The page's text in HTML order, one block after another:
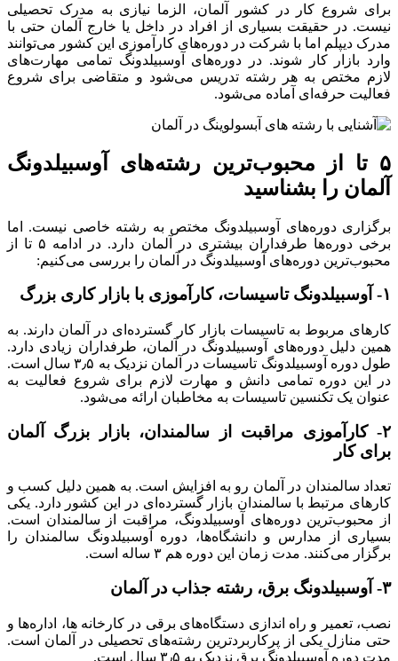
برای شروع کار در کشور آلمان، الزما نیازی به مدرک تحصیلی
نیست. در حقیقت بسیاری از افراد در داخل یا خارج آلمان حتی با
مدرک دیپلم اما با شرکت در دوره‌های کارآموزی این کشور می‌توانند
وارد بازار کار شوند. در دوره‌های آوسبیلدونگ تمامی مهارت‌های
لازم مختص به هر رشته تدریس می‌شود و متقاضی برای شروع
فعالیت حرفه‌ای آماده می‌شود.
۵ تا از محبوب‌ترین رشته‌های آوسبیلدونگ
آلمان را بشناسید
برگزاری دوره‌های آوسبیلدونگ مختص به رشته خاصی نیست. اما
برخی دوره‌ها طرفداران بیشتری در آلمان دارد. در ادامه ۵ تا از
محبوب‌ترین دوره‌های آوسبیلدونگ در آلمان را بررسی می‌کنیم:
۱- آوسبیلدونگ تاسیسات، کارآموزی با بازار کاری بزرگ
کارهای مربوط به تاسیسات بازار کار گسترده‌ای در آلمان دارند. به
همین دلیل دوره‌های آوسبیلدونگ در آلمان، طرفداران زیادی دارد.
طول دوره آوسبیلدونگ تاسیسات در آلمان نزدیک به ۳٫۵ سال است.
در این دوره تمامی دانش و مهارت لازم برای شروع فعالیت به
عنوان یک تکنسین تاسیسات به مخاطبان ارائه می‌شود.
۲- کارآموزی مراقبت از سالمندان، بازار بزرگ آلمان
برای کار
تعداد سالمندان در آلمان رو به افزایش است. به همین دلیل کسب و
کارهای مرتبط با سالمندان بازار گسترده‌ای در این کشور دارد. یکی
از محبوب‌ترین دوره‌های آوسبیلدونگ، مراقبت از سالمندان است.
بسیاری از مدارس و دانشگاه‌ها، دوره آوسبیلدونگ سالمندان را
برگزار می‌کنند. مدت زمان این دوره هم ۳ ساله است.
۳- آوسبیلدونگ برق، رشته جذاب در آلمان
نصب، تعمیر و راه اندازی دستگاه‌های برقی در کارخانه ها، اداره‌ها و
حتی منازل یکی از پرکاربردترین رشته‌های تحصیلی در آلمان است.
مدت دوره آوسبیلدونگ برق نزدیک به ۳٫۵ سال است.